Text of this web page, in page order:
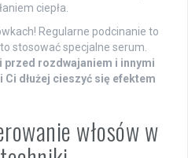
ciepła.
Regularne podcinanie to
stosować specjalne serum.
rozdwajaniem i innymi
dłużej cieszyć się efektem
włosów w